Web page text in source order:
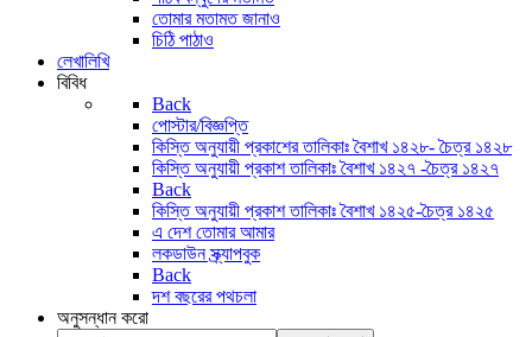
তোমার মতামত জানাও
চিঠি পাঠাও
লেখালিখি
বিবিধ
Back
পোস্টার/বিজ্ঞপ্তি
কিস্তি অনুযায়ী প্রকাশের তালিকাঃ বৈশাখ ১৪২৮- চৈত্র ১৪২৮
কিস্তি অনুযায়ী প্রকাশ তালিকাঃ বৈশাখ ১৪২৭ -চৈত্র ১৪২৭
Back
কিস্তি অনুযায়ী প্রকাশ তালিকাঃ বৈশাখ ১৪২৫-চৈত্র ১৪২৫
এ দেশ তোমার আমার
লকডাউন স্ক্র্যাপবুক
Back
দশ বছরের পথচলা
অনুসন্ধান করো